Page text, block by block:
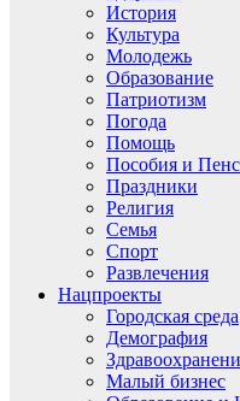
История
Культура
Молодежь
Образование
Патриотизм
Погода
Помощь
Пособия и
Праздники
Религия
Семья
Спорт
Развлечения
Нацпроекты
Городская среда
Демография
Малый бизнес